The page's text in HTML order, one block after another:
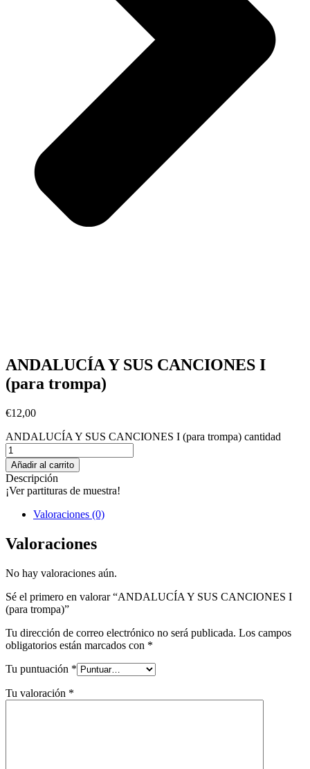
ANDALUCÍA Y SUS CANCIONES I
(para trompa)
€12,00
ANDALUCÍA Y SUS CANCIONES I (para trompa) cantidad
Añadir al carrito
Descripción
¡Ver partituras de muestra!
Valoraciones (0)
Valoraciones
No hay valoraciones aún.
Sé el primero en valorar “ANDALUCÍA Y SUS CANCIONES I
(para trompa)”
Tu dirección de correo electrónico no será publicada. Los campos
obligatorios están marcados con *
Tu puntuación *
Tu valoración *